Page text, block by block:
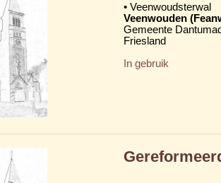
• Veenwoudsterwal
Veenwouden
Gemeente
Friesland
In gebruik